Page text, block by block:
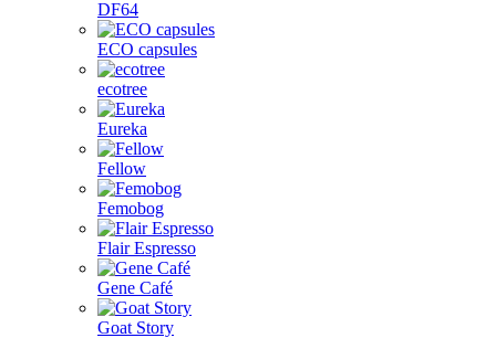
DF64
ECO capsules
ecotree
Eureka
Fellow
Femobog
Flair Espresso
Gene Café
Goat Story